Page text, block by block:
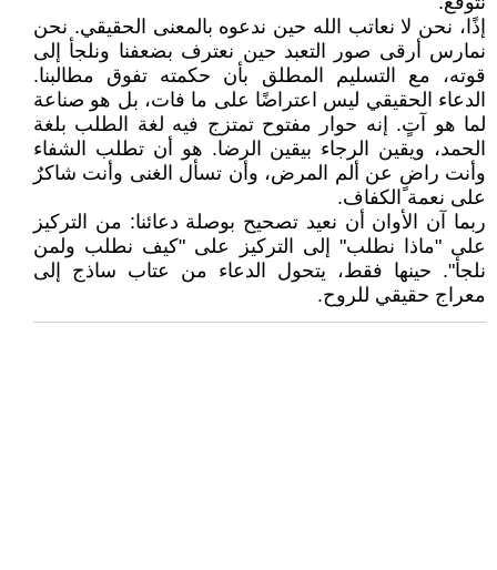
إذًا، نحن لا نعاتب الله حين ندعوه بالمعنى الحقيقي. نحن
نمارس أرقى صور التعبد حين نعترف بضعفنا ونلجأ إلى
قوته، مع التسليم المطلق بأن حكمته تفوق مطالبنا.
الدعاء الحقيقي ليس اعتراضًا على ما فات، بل هو صناعة
لما هو آتٍ. إنه حوار مفتوح تمتزج فيه لغة الطلب بلغة
الحمد، ويقين الرجاء بيقين الرضا. هو أن تطلب الشفاء
وأنت راضٍ عن ألم المرض، وأن تسأل الغنى وأنت شاكرٌ
على نعمة الكفاف.
ربما آن الأوان أن نعيد تصحيح بوصلة دعائنا: من التركيز
على "ماذا نطلب" إلى التركيز على "كيف نطلب ولمن
نلجأ". حينها فقط، يتحول الدعاء من عتاب ساذج إلى
معراج حقيقي للروح.